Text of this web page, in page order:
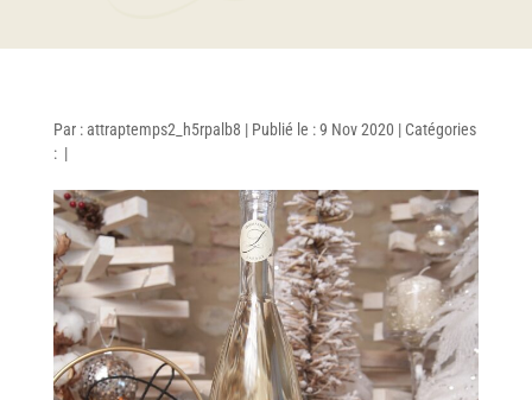
Par :attraptemps2_h5rpalb8 | Publié le : 9 Nov 2020 | Catégories
: |